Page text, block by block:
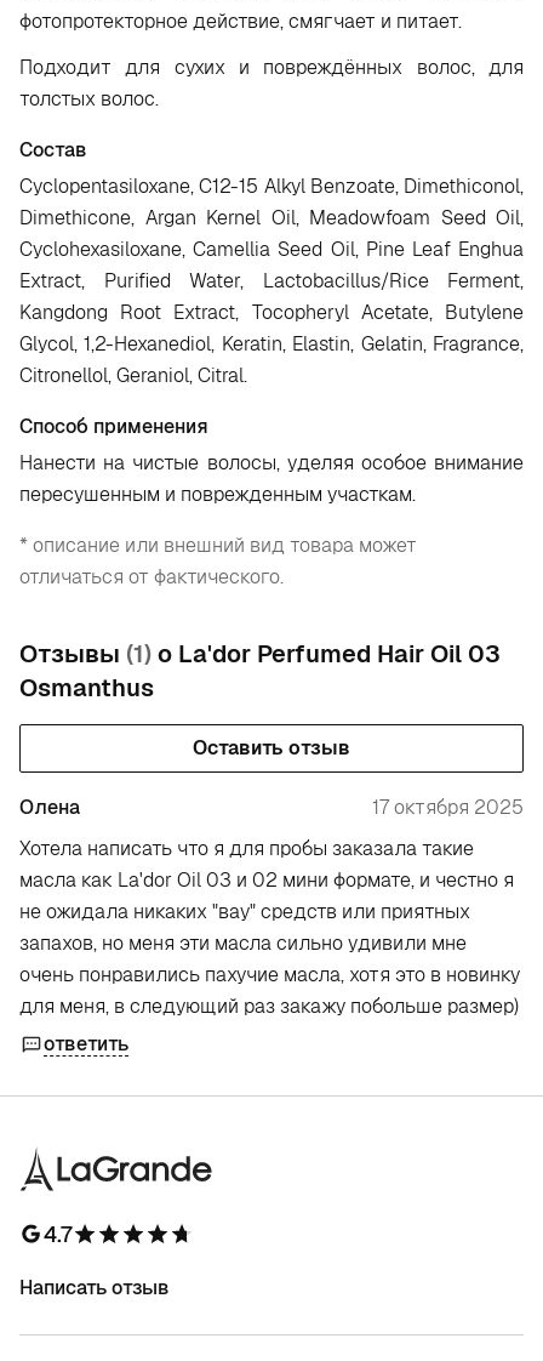
фотопротекторное действие, смягчает и питает.
Подходит для сухих и повреждённых волос, для
толстых волос.
Состав
Cyclopentasiloxane, C12-15 Alkyl Benzoate, Dimethiconol,
Dimethicone, Argan Kernel Oil, Meadowfoam Seed Oil,
Cyclohexasiloxane, Camellia Seed Oil, Pine Leaf Enghua
Extract, Purified Water, Lactobacillus/Rice Ferment,
Kangdong Root Extract, Tocopheryl Acetate, Butylene
Glycol, 1,2-Hexanediol, Keratin, Elastin, Gelatin, Fragrance,
Citronellol, Geraniol, Citral.
Способ применения
Нанести на чистые волосы, уделяя особое внимание
пересушенным и поврежденным участкам.
* описание или внешний вид товара может
отличаться от фактического.
Отзывы (1)о La'dor Perfumed Hair Oil 03
Osmanthus
Оставить отзыв
Олена
17 октября 2025
Хотела написать что я для пробы заказала такие
масла как La'dor Oil 03 и 02 мини формате, и честно я
не ожидала никаких "вау" средств или приятных
запахов, но меня эти масла сильно удивили мне
очень понравились пахучие масла, хотя это в новинку
для меня, в следующий раз закажу побольше размер)
ответить
4.7
Написать отзыв